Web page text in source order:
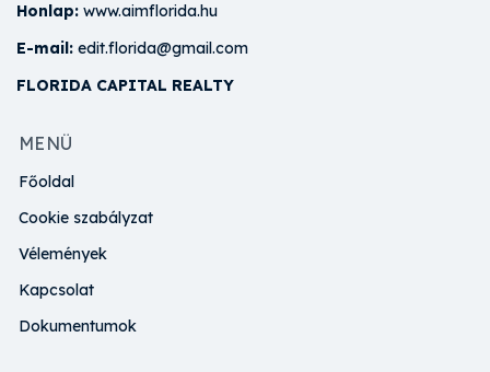
Honlap: www.aimflorida.hu
E-mail: edit.florida@gmail.com
FLORIDA CAPITAL REALTY
MENÜ
Főoldal
Cookie szabályzat
Vélemények
Kapcsolat
Dokumentumok